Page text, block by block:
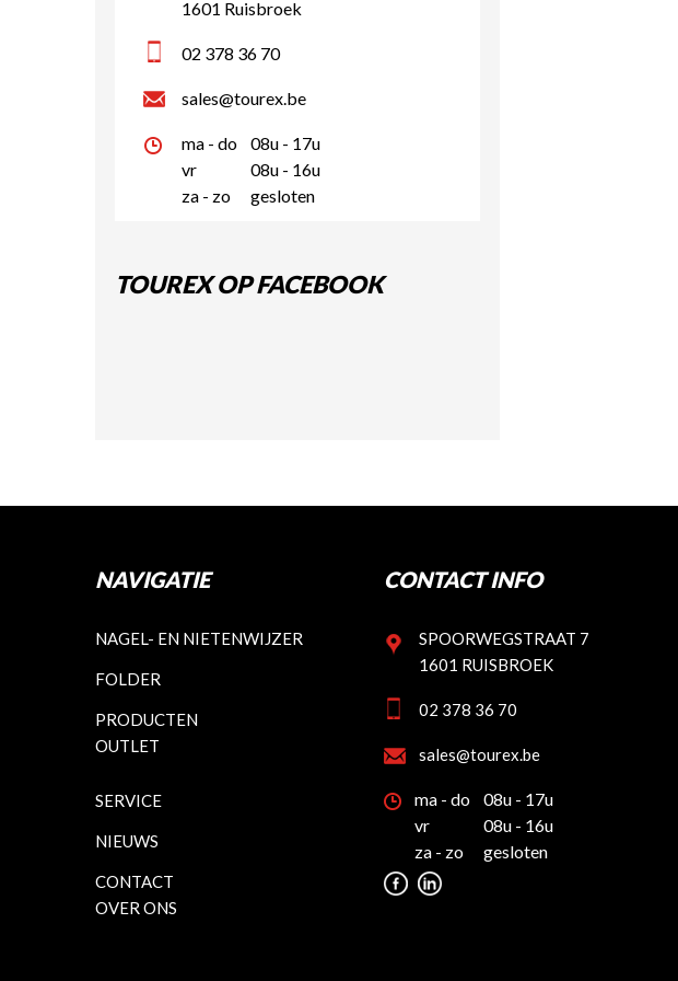
1601 Ruisbroek
02 378 36 70
sales@tourex.be
ma - do
08u - 17u
vr
08u - 16u
za - zo
gesloten
TOUREX OP FACEBOOK
NAVIGATIE
NAGEL- EN NIETENWIJZER
FOLDER
PRODUCTEN
OUTLET
SERVICE
NIEUWS
CONTACT
OVER ONS
CONTACT INFO
SPOORWEGSTRAAT 7
1601 RUISBROEK
02 378 36 70
sales@tourex.be
ma - do
08u - 17u
vr
08u - 16u
za - zo
gesloten